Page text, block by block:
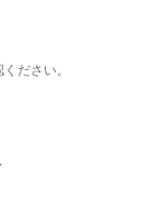
ださい。